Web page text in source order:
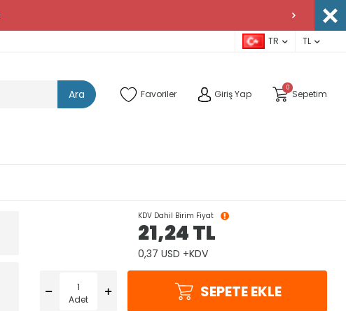
TR TL
Ara Favoriler Giriş Yap
0
Sepetim
KDV Dahil Birim Fiyat
21,24TL
0,37 USD +KDV
Adet SEPETE EKLE